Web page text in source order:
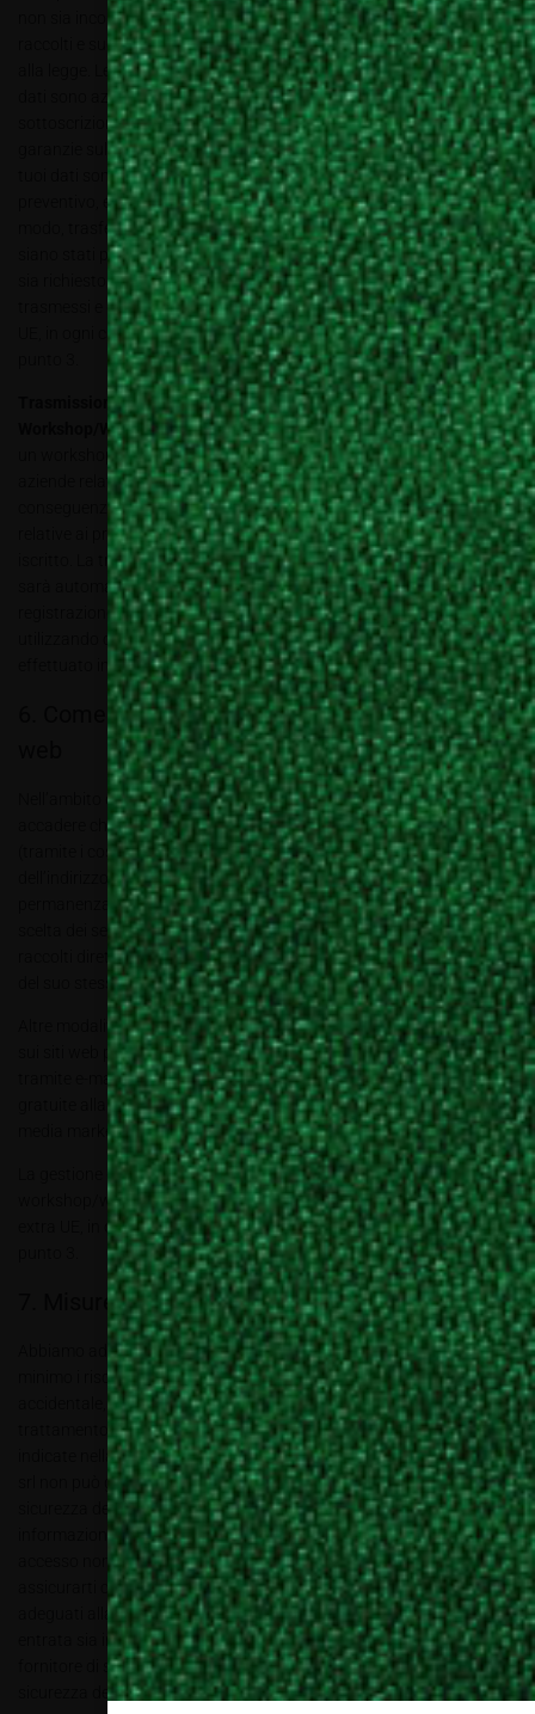
non sia incompatibile con gli scopi per i quali i tuoi dati sono stati
raccolti e successivamente trattati e, comunque, in modo conforme
alla legge. Le eventuali aziende terze cui renderemo disponibili tali
dati sono aziende clienti di Ki6-Editori srl che, attraverso la
sottoscrizione di clausole contrattuali, hanno fornito adeguate
garanzie sul successivo utilizzo di tali dati per le finalità per le quali i
tuoi dati sono stati ottenuti (richieste di informazioni, richieste di
preventivo, ecc.). I dati non saranno comunicati, ceduti o, in altro
modo, trasferiti ad altri soggetti terzi, senza che gli utenti non ne
siano stati previamente informati e, con il loro consenso, quando ciò
sia richiesto dalla legge. I tuoi dati personali potranno essere
trasmessi e gestiti da imprese di servizio con sede principale extra
UE, in ogni caso nei limiti di legge nonché per le finalità di cui al
Trasmissione dei tuoi dati alle Aziende nell’ambito dei
Workshop/Webinar: i tuoi dati personali, nel caso in cui tu ti iscriva a
un workshop/webinar Decor Lab, potranno essere trasmessi alle
aziende relatrici presenti. Le aziende che hanno ricevuto i tuoi dati in
conseguenza di questa iscrizione potranno inviarti le informazioni
relative ai prodotti/servizi oggetto del workshop/webinar a cui sei
iscritto. La trasmissione dei tuoi dati così come appena descritta
sarà automatica, sia se sei un nuovo utente che effettua la
registrazione per la prima volta, sia nel caso in cui tu ti iscriva
utilizzando credenziali di accesso di una registrazione che hai
effettuato in precedenza.
6. Come raccogliamo i tuoi dati sui nostri siti
Nell’ambito dell’uso e della navigazione dei nostri siti web, può
accadere che alcuni dati personali siano raccolti automaticamente
(tramite i cosiddetti cookies), come, ad esempio, nel caso di raccolta
dell’indirizzo IP dell’utente e altre informazioni relative alla
permanenza sul sito web o alle preferenze espresse dall’utente nella
scelta dei servizi offerti dal sito. Queste informazioni e dati sono
raccolti direttamente e automaticamente dal sito web come parte
del suo stesso funzionamento.
Altre modalità di raccolta dati sono, oltre al modulo di registrazione
sui siti web per i diversi servizi, i pulsanti di condivisione, il contatto
tramite e-mail diretta, il contatto telefonico, richieste di copie
gratuite alla rivista Allestire, abbonamenti o le attività di social
media marketing.
La gestione dei tuoi dati personali, nonché le iscrizioni e le visioni di
workshop/webinar, potrebbero essere gestite da aziende con sede
extra UE, in ogni caso nei limiti di legge nonché per le finalità di cui al
7. Misure di sicurezza
Abbiamo adottato delle misure di sicurezza in modo da ridurre al
minimo i rischi di distruzione, diffusione illecita o di perdita, anche
accidentale, dei dati stessi, di accesso non autorizzato o di
trattamento non consentito o non conforme alle finalità di raccolta
indicate nella nostra informativa sulla privacy. Tuttavia Ki6-Editori
srl non può garantire ai propri utenti che le misure adottate per la
sicurezza del sito web e della trasmissione dei dati e delle
informazioni limitino o escludano totalmente qualsiasi rischio di
accesso non consentito o di dispersione dei dati. Ti consigliamo di
assicurarti che il tuo computer sia dotato di dispositivi software
adeguati alla protezione della trasmissione in rete di dati, sia in
entrata sia in uscita (come sistemi antivirus aggiornati) e che il tuo
fornitore di servizi internet abbia adottato misure idonee per la
sicurezza della trasmissione di dati in rete.